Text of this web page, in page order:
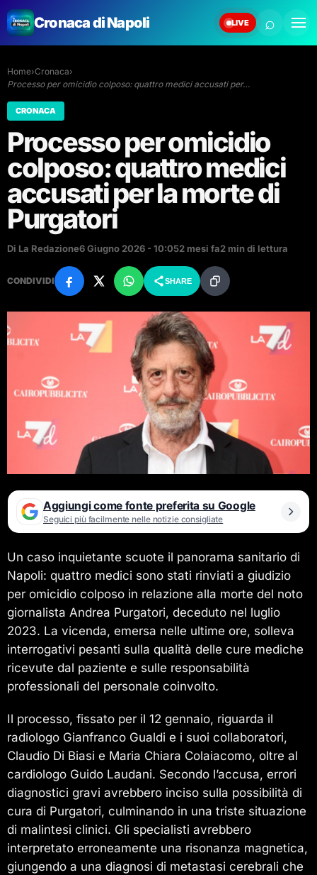
Cronaca di Napoli LIVE ⌕
Home›Cronaca›
Processo per omicidio colposo: quattro medici accusati per…
CRONACA
Processo per omicidio
colposo: quattro medici
accusati per la morte di
Purgatori
Di La Redazione6 Giugno 2026 - 10:052 mesi fa2 min di lettura
CONDIVIDI SHARE
Aggiungi come fonte preferita su Google
Seguici più facilmente nelle notizie consigliate
Un caso inquietante scuote il panorama sanitario di
Napoli: quattro medici sono stati rinviati a giudizio
per omicidio colposo in relazione alla morte del noto
giornalista Andrea Purgatori, deceduto nel luglio
2023. La vicenda, emersa nelle ultime ore, solleva
interrogativi pesanti sulla qualità delle cure mediche
ricevute dal paziente e sulle responsabilità
professionali del personale coinvolto.
Il processo, fissato per il 12 gennaio, riguarda il
radiologo Gianfranco Gualdi e i suoi collaboratori,
Claudio Di Biasi e Maria Chiara Colaiacomo, oltre al
cardiologo Guido Laudani. Secondo l’accusa, errori
diagnostici gravi avrebbero inciso sulla possibilità di
cura di Purgatori, culminando in una triste situazione
di malintesi clinici. Gli specialisti avrebbero
interpretato erroneamente una risonanza magnetica,
giungendo a una diagnosi di metastasi cerebrali che